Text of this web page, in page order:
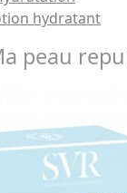
hydratant
peau